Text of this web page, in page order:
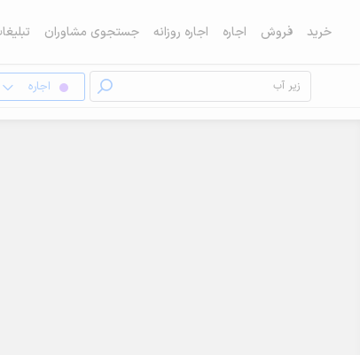
خرید فروش اجاره اجاره روزانه جستجوی مشاوران
اجاره